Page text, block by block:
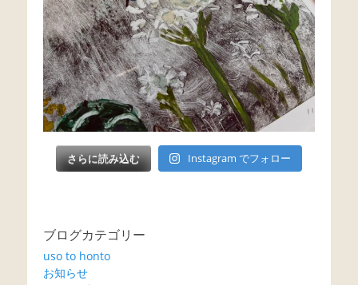
さらに読み込む Instagram でフォロー
ブログカテゴリー
uso to honto
お知らせ